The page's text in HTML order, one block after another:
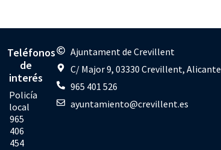
Teléfonos
de
interés
Policía
local
965
406
454
Ajuntament de Crevillent
C/ Major 9, 03330 Crevillent, Alicante
965 401 526
ayuntamiento@crevillent.es